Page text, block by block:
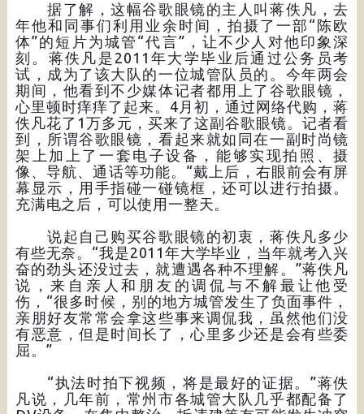
据了解，这幅谷歌眼镜的主人叫蒋佚凡，去
年他和同事们利用业余时间，拍摄了一部“陈欧
体”的短片为城管“代言”，让不少人对他印象深
刻。蒋佚凡是2011年大学毕业后通过公务员考
试，成为了该大队的一位城管队员的。今年两会
期间，他看到不少媒体记者都用上了谷歌眼镜，
心里顿时痒痒了起来。4月初，通过网络代购，蒋
佚凡花了1万多元，买来了这副谷歌眼镜。记者看
到，所谓谷歌眼镜，看起来就如同在一副时尚镜
架上加上了一套电子设备，能够实现拍照、摄
像、导航、通话等功能。“戴上后，右眼前会有屏
幕显示，用手指碰一碰镜框，还可以进行拍摄。
充满电之后，可以使用一整天。
说起自己购买谷歌眼镜的初衷，蒋佚凡多少
有些无奈。“我是2011年大学毕业，当年就考入兴
奋的劲头还没过去，就遭遇各种不理解。”蒋佚凡
说，来自亲人和朋友的调侃与不解最让他受
伤，“很多时候，别的地方城管发生了负面事件，
亲朋好友常常会拿这些事来调侃我，虽然他们没
有恶意，但是时间长了，心里多少还是会有些委
屈。”
“执法时拍下视频，将是最好的证据。”蒋佚
凡说，几年前，常州市各城管大队几乎都配备了